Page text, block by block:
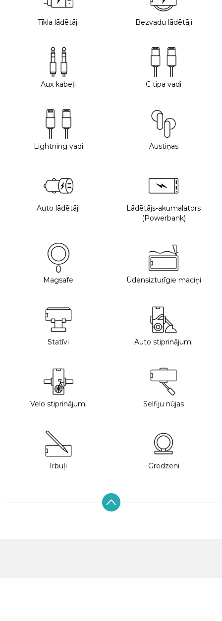
Tīkla lādētāji Bezvadu lādētāji
Aux kabeļi C tipa vadi
Lightning vadi Austiņas
Auto lādētāji
Lādētājs-akumalators
(Powerbank)
Magsafe Ūdensizturīgie maciņi
Statīvi Auto stiprinājumi
Velo stiprinājumi Selfiju nūjas
Irbuļi Gredzeni